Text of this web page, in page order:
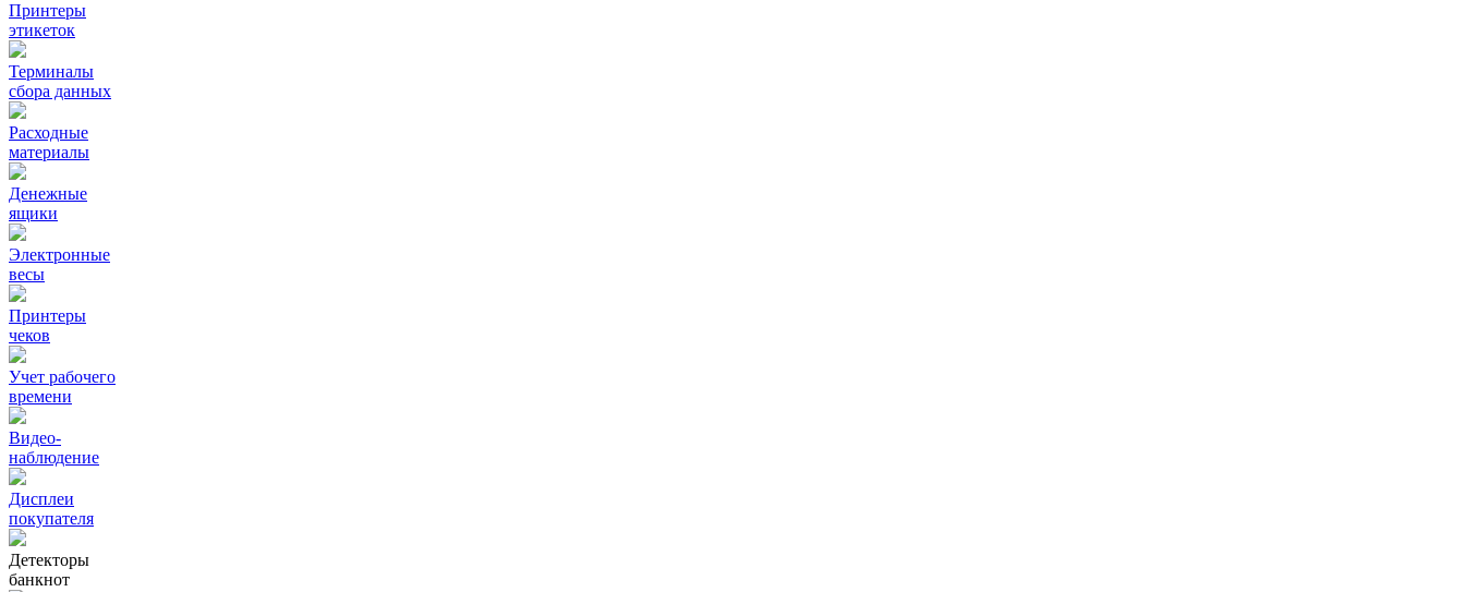
Принтеры
этикеток
Терминалы
сбора данных
Расходные
материалы
Денежные
ящики
Электронные
весы
Принтеры
чеков
Учет рабочего
времени
Видео‑
наблюдение
Дисплеи
покупателя
Детекторы
банкнот